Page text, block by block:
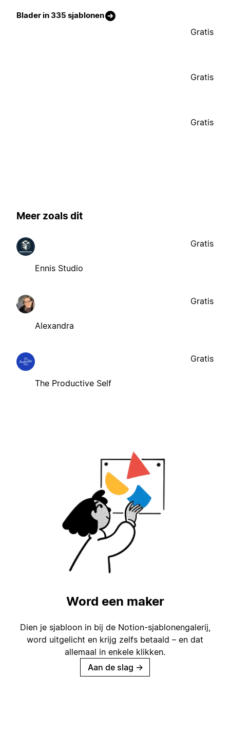
Blader in 335 sjablonen
Gratis
Gratis
Gratis
Meer zoals dit
Ennis Studio
Gratis
Alexandra
Gratis
The Productive Self
Gratis
Word een maker
Dien je sjabloon in bij de Notion-sjablonengalerij,
word uitgelicht en krijg zelfs betaald – en dat
allemaal in enkele klikken.
Aan de slag →